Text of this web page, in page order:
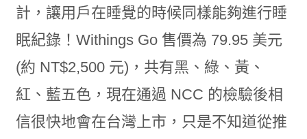
計，讓用戶在睡覺的時候同樣能夠進行睡
眠紀錄！Withings Go 售價為 79.95 美元
(約 NT$2,500 元)，共有黑、綠、黃、
紅、藍五色，現在通過 NCC 的檢驗後相
信很快地會在台灣上市，只是不知道從推